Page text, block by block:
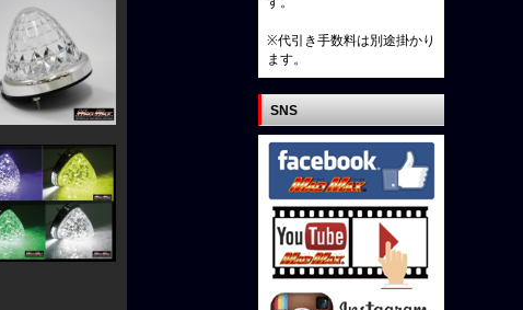
※代引き手数料は別途掛かり
ます。
SNS